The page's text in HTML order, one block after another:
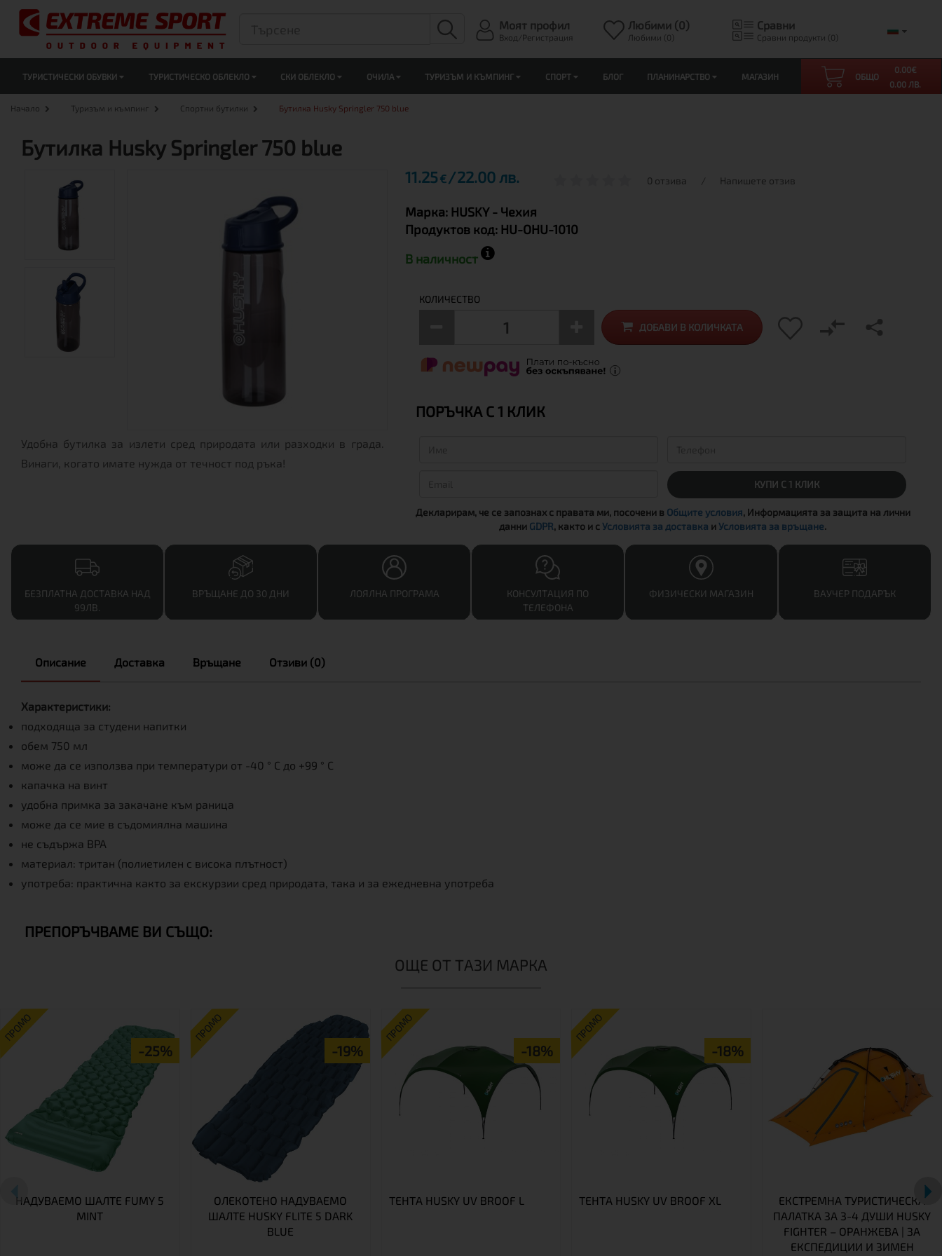
Моят профил
Вход/Регистрация
Любими (0)
Любими (0)
Сравни
Сравни продукти (0)
ТУРИСТИЧЕСКИ ОБУВКИ ТУРИСТИЧЕСКО ОБЛЕКЛО СКИ ОБЛЕКЛО ОЧИЛА ТУРИЗЪМ И КЪМПИНГ СПОРТ БЛОГ ПЛАНИНАРСТВО МАГАЗИН ОБЩО
0.00€
0.00 ЛВ.
Начало Туризъм и къмпинг Спортни бутилки Бутилка Husky Springler 750 blue
Бутилка Husky Springler 750 blue
Удобна бутилка за излети сред природата или разходки в града.
Винаги, когато имате нужда от течност под ръка!
11.25 € 22.00 лв. 0 отзива / Напишете отзив
Марка: HUSKY - Чехия
Продуктов код: HU-OHU-1010
В наличност
КОЛИЧЕСТВО
ДОБАВИ В КОЛИЧКАТА
ПОРЪЧКА С 1 КЛИК
КУПИ С 1 КЛИК
Декларирам, че се запознах с правата ми, посочени в Общите условия, Информацията за защита на лични
данни GDPR, както и сУсловията за доставка иУсловията за връщане.
БЕЗПЛАТНА ДОСТАВКА НАД
99ЛВ.
ВРЪЩАНЕ ДО 30 ДНИ ЛОЯЛНА ПРОГРАМА
КОНСУЛТАЦИЯ ПО
ТЕЛЕФОНА
ФИЗИЧЕСКИ МАГАЗИН ВАУЧЕР ПОДАРЪК
Описание Доставка Връщане Отзиви (0)
Характеристики:
подходяща за студени напитки
обем 750 мл
може да се използва при температури от -40 ° C до +99 ° C
капачка на винт
удобна примка за закачане към раница
може да се мие в съдомиялна машина
не съдържа BPA
материал: тритан (полиетилен с висока плътност)
употреба: практична както за екскурзии сред природата, така и за ежедневна употреба
ПРЕПОРЪЧВАМЕ ВИ СЪЩО:
ОЩЕ ОТ ТАЗИ МАРКА
ПРОМО
-25%
НАДУВАЕМО ШАЛТЕ FUMY 5
MINT
ПРОМО
-19%
ОЛЕКОТЕНО НАДУВАЕМО
ШАЛТЕ HUSKY FLITE 5 DARK
BLUE
ПРОМО
-18%
ТЕНТА HUSKY UV BROOF L
ПРОМО
-18%
ТЕНТА HUSKY UV BROOF XL
ЕКСТРЕМНА ТУРИСТИЧЕСКА
ПАЛАТКА ЗА 3-4 ДУШИ HUSKY
FIGHTER – ОРАНЖЕВА | ЗА
ЕКСПЕДИЦИИ И ЗИМЕН